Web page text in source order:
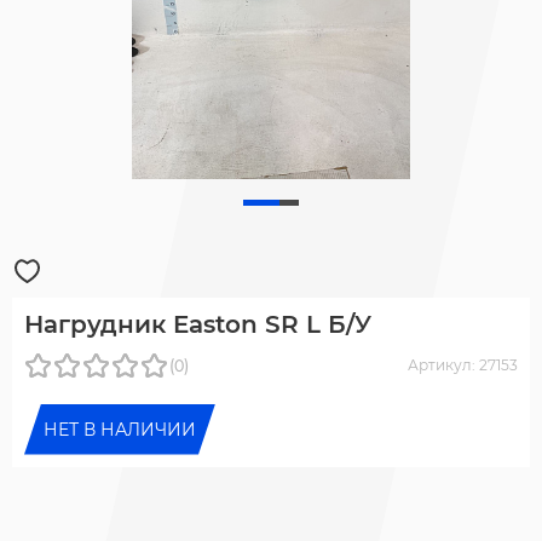
Нагрудник Easton SR L Б/У
(0) Артикул: 27153
НЕТ В НАЛИЧИИ